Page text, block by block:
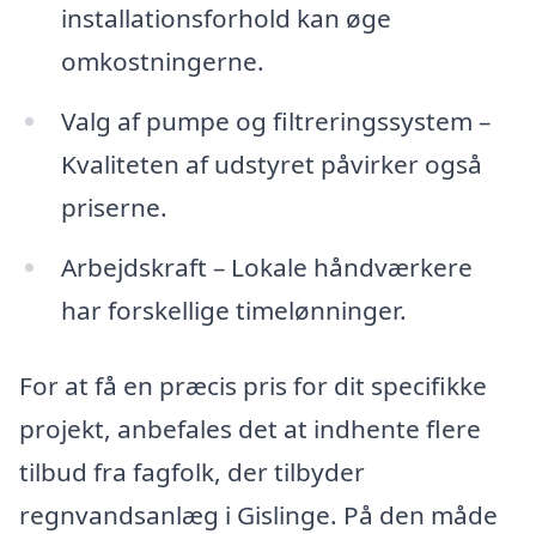
installationsforhold kan øge
omkostningerne.
Valg af pumpe og filtreringssystem –
Kvaliteten af udstyret påvirker også
priserne.
Arbejdskraft – Lokale håndværkere
har forskellige timelønninger.
For at få en præcis pris for dit specifikke
projekt, anbefales det at indhente flere
tilbud fra fagfolk, der tilbyder
regnvandsanlæg i Gislinge. På den måde